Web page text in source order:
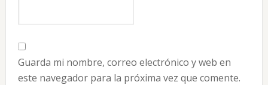
Guarda mi nombre, correo electrónico y web en
este navegador para la próxima vez que comente.